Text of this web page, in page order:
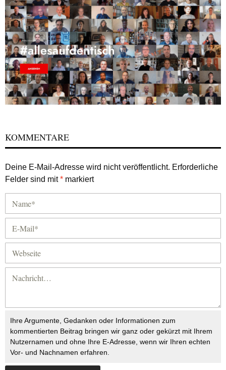
KOMMENTARE
Deine E-Mail-Adresse wird nicht veröffentlicht. Erforderliche
Felder sind mit* markiert
Ihre Argumente, Gedanken oder Informationen zum
kommentierten Beitrag bringen wir ganz oder gekürzt mit Ihrem
Nutzernamen und ohne Ihre E-Adresse, wenn wir Ihren echten
Vor- und Nachnamen erfahren.